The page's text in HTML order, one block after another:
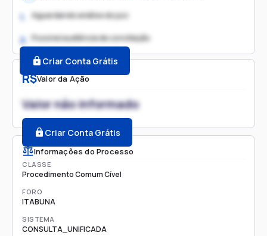
R$Valor da Ação
Valor não informado
Criar Conta Grátis
Informações do Processo
CLASSE
Procedimento Comum Cível
FORO
ITABUNA
SISTEMA
CONSULTA_UNIFICADA
1. Aguardando análise do juiz
2. Possível audiência de conciliação
Criar Conta Grátis